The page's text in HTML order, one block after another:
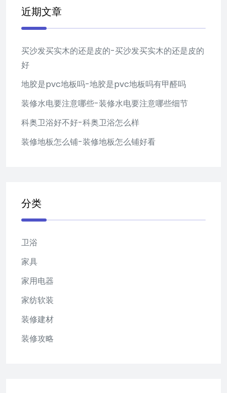
近期文章
买沙发买实木的还是皮的-买沙发买实木的还是皮的
好
地胶是pvc地板吗-地胶是pvc地板吗有甲醛吗
装修水电要注意哪些-装修水电要注意哪些细节
科奥卫浴好不好-科奥卫浴怎么样
装修地板怎么铺-装修地板怎么铺好看
分类
卫浴
家具
家用电器
家纺软装
装修建材
装修攻略